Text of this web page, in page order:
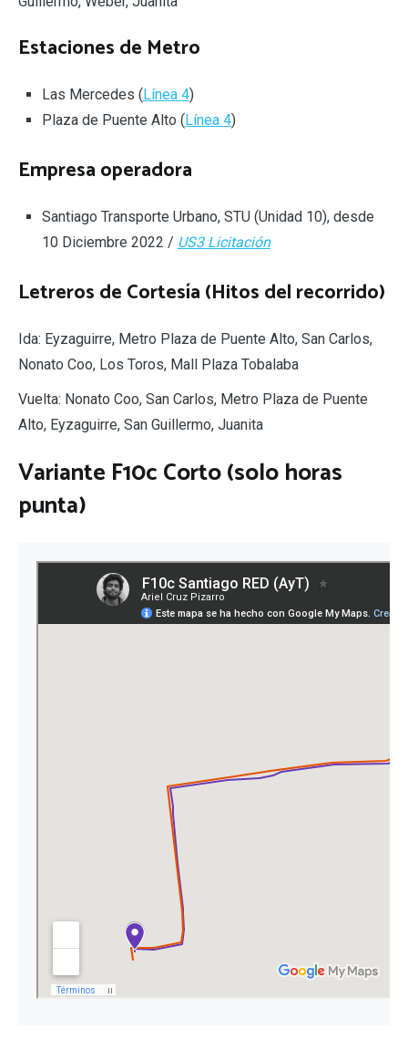
Estaciones de Metro
Las Mercedes ( Línea 4)
Plaza de Puente Alto ( Línea 4)
Empresa operadora
Santiago Transporte Urbano, STU (Unidad 10), desde
10 Diciembre 2022 / US3 Licitación
Letreros de Cortesía (Hitos del recorrido)
Ida: Eyzaguirre, Metro Plaza de Puente Alto, San Carlos,
Nonato Coo, Los Toros, Mall Plaza Tobalaba
Vuelta: Nonato Coo, San Carlos, Metro Plaza de Puente
Alto, Eyzaguirre, San Guillermo, Juanita
Variante F10c Corto (solo horas
punta)